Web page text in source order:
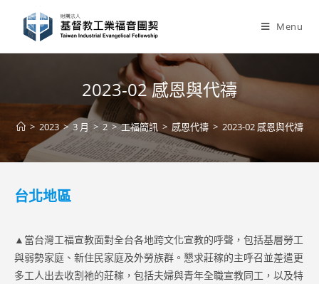
content
Menu
2023-02 感恩與代禱
> 2023 > 3 月 > 2 > 工福簡訊 > 感恩代禱 > 2023-02 感恩與代禱
台北地區
▲當台灣工福宣教面對全台各地跨文化宣教的呼聲，包括基層勞工
與弱勢家庭、新住民家庭及外勞族群。懇求莊稼的主呼召並差遣更
多工人出去收割祂的莊稼，包括夫婦與青年全職宣教同工，以及特